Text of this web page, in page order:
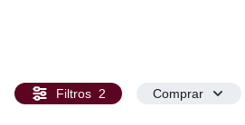
Filtros 2 Comprar